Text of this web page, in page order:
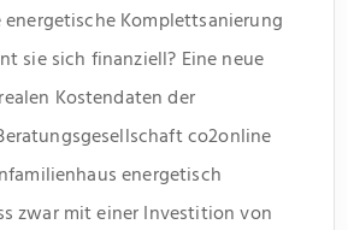
Komplettsanierung
sie sich finanziell? Eine neue
Kostendaten der
co2online
energetisch
zwar mit einer Investition von